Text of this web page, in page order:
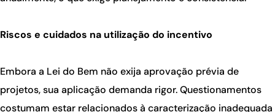
Riscos e cuidados na utilização do incentivo
Embora a Lei do Bem não exija aprovação prévia de
projetos, sua aplicação demanda rigor. Questionamentos
costumam estar relacionados à caracterização inadequada